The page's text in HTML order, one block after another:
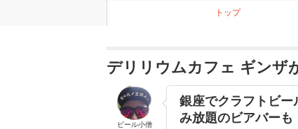
トップ
デリリウムカフェ ギンザ
ビール小僧
銀座でクラフトビー
み放題のビアバーも